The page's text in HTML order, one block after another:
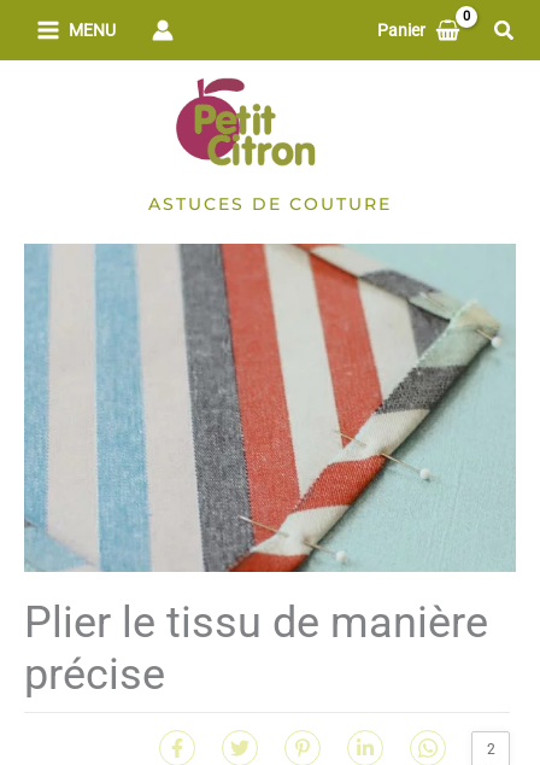
MENU Panier
ASTUCES DE COUTURE
Plier le tissu de manière
précise
2